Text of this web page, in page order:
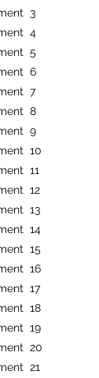
3
4
5
6
7
8
9
10
11
12
13
14
15
16
17
18
19
20
21